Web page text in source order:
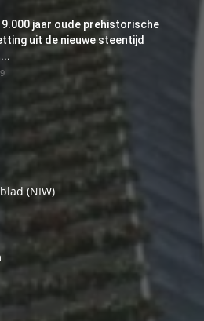
9.000 jaar oude prehistorische
uit de nieuwe steentijd
(NIW)